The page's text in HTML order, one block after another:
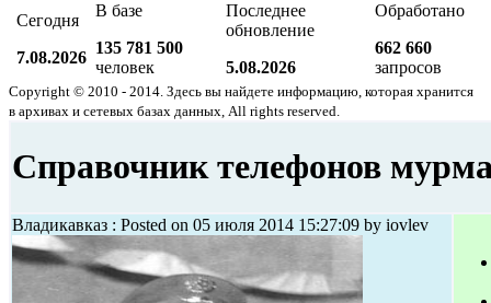
Сегодня
7.08.2026
В базе
135 781 500
человек
Последнее
обновление
5.08.2026
Обработано
662 660
запросов
Copyright © 2010 - 2014. Здесь вы найдете информацию, которая хранится
в архивах и сетевых базах данных, All rights reserved.
Справочник телефонов
Владикавказ : Posted on 05 июля 2014 15:27:09 by iovlev